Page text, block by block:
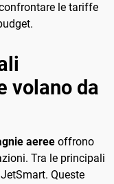
le tariffe
volano da
aeree offrono
Tra le principali
Queste